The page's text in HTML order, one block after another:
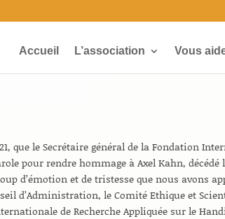
Accueil L’association Vous
que le Secrétaire général de la Fondation
pour rendre hommage à Axel Kahn,
d’émotion et de tristesse que nous avons
d’Administration, le Comité Ethique et
de Recherche Appliquée sur le